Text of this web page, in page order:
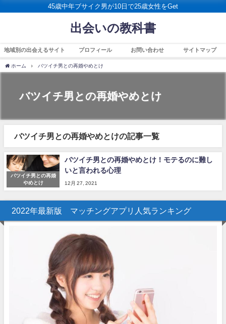
45歳中年ブサイク男が10日で25歳女性をGet
出会いの教科書
地域別の出会えるサイト プロフィール お問い合わせ サイトマップ
ホーム バツイチ男との再婚やめとけ
バツイチ男との再婚やめとけ
バツイチ男との再婚やめとけの記事一覧
バツイチ男との再婚
やめとけ
バツイチ男との再婚やめとけ！モテるのに難し
いと言われる心理
12月 27, 2021
2022年最新版 マッチングアプリ人気ランキング